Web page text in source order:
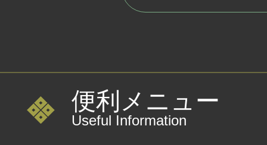
2026年08月04日
令和8年度 お盆期間中のあかこ
して
便利メニュー
Useful Information